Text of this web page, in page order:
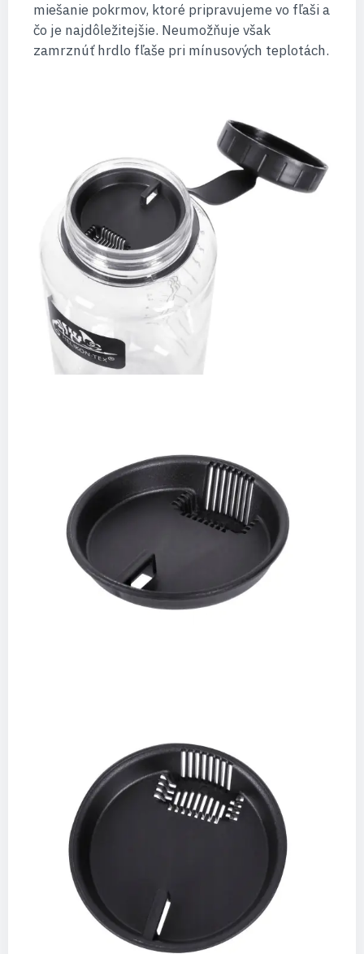
miešanie pokrmov, ktoré pripravujeme vo fľaši a
čo je najdôležitejšie. Neumožňuje však
zamrznúť hrdlo fľaše pri mínusových teplotách.